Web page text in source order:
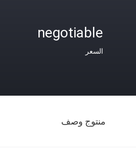
negotiable
السعر
منتوج وصف